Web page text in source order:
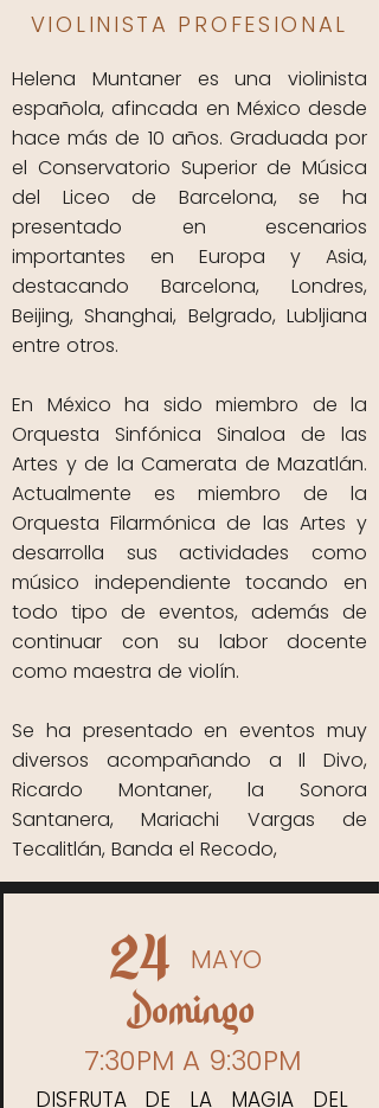
VIOLINISTA PROFESIONAL
Helena Muntaner es una violinista
española, afincada en México desde
hace más de 10 años. Graduada por
el Conservatorio Superior de Música
del Liceo de Barcelona, se ha
presentado en escenarios
importantes en Europa y Asia,
destacando Barcelona, Londres,
Beijing, Shanghai, Belgrado, Lubljiana
entre otros.
En México ha sido miembro de la
Orquesta Sinfónica Sinaloa de las
Artes y de la Camerata de Mazatlán.
Actualmente es miembro de la
Orquesta Filarmónica de las Artes y
desarrolla sus actividades como
músico independiente tocando en
todo tipo de eventos, además de
continuar con su labor docente
como maestra de violín.
Se ha presentado en eventos muy
diversos acompañando a Il Divo,
Ricardo Montaner, la Sonora
Santanera, Mariachi Vargas de
Tecalitlán, Banda el Recodo,
24 MAYO
Domingo
7:30PM A 9:30PM
DISFRUTA DE LA MAGIA DEL